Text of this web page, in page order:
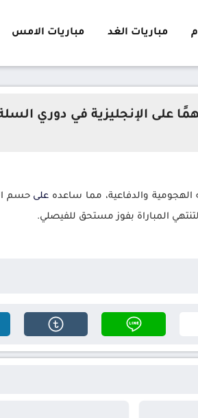
مباريات الغد مباريات الامس
على الإنجليزية في دوري
والدفاعية، مما ساعده على حسم
المباراة بفوز مستحق للفيصلي.